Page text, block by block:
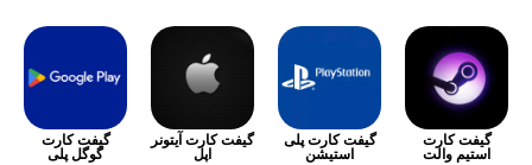
گیفت کارت
استیم والت
گیفت کارت پلی
استیشن
گیفت کارت آیتونر
اپل
گیفت کارت
گوگل پلی